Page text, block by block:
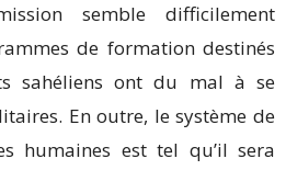
semble difficilement
de formation destinés
sahéliens ont du mal à se
En outre, le système de
humaines est tel qu’il sera